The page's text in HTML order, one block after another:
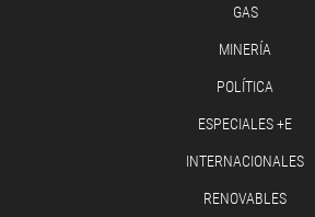
GAS
MINERÍA
POLÍTICA
ESPECIALES +E
INTERNACIONALES
RENOVABLES